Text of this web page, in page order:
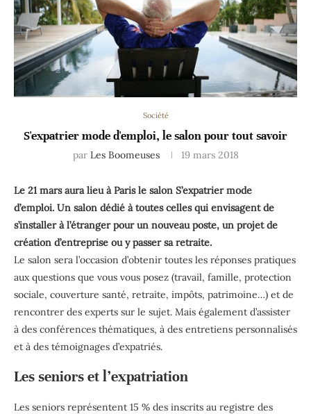
Société
S'expatrier mode d'emploi, le salon pour tout savoir
par Les Boomeuses 19 mars 2018
Le 21 mars aura lieu à Paris le salon S’expatrier mode
d’emploi. Un salon dédié à toutes celles qui envisagent de
s’installer à l’étranger pour un nouveau poste, un projet de
création d’entreprise ou y passer sa retraite.
Le salon sera l’occasion d’obtenir toutes les réponses pratiques
aux questions que vous vous posez (travail, famille, protection
sociale, couverture santé, retraite, impôts, patrimoine…) et de
rencontrer des experts sur le sujet. Mais également d’assister
à des conférences thématiques, à des entretiens personnalisés
et à des témoignages d’expatriés.
Les seniors et l’expatriation
Les seniors représentent 15 % des inscrits au registre des